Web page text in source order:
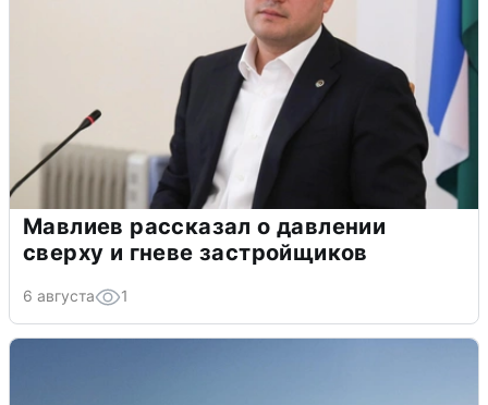
Мавлиев рассказал о давлении
сверху и гневе застройщиков
6 августа 1